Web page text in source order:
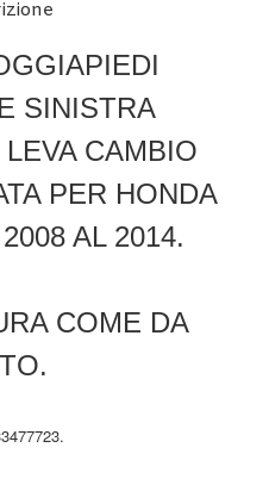
SINISTRA
CAMBIO
PER HONDA
AL 2014.
COME DA